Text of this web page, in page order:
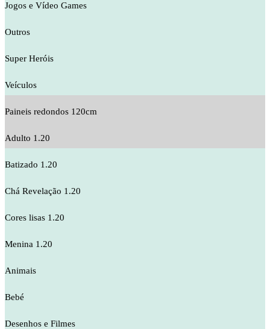
Jogos e Vídeo Games
Outros
Super Heróis
Veículos
Paineis redondos 120cm
Adulto 1.20
Batizado 1.20
Chá Revelação 1.20
Cores lisas 1.20
Menina 1.20
Animais
Bebé
Desenhos e Filmes